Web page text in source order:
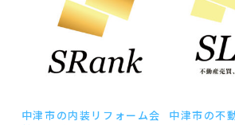
中津市の内装リフォーム会
中津市の不